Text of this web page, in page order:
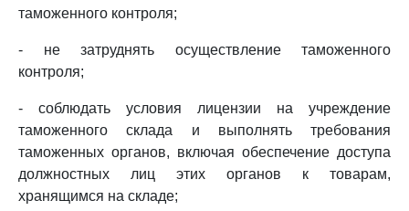
таможенного контроля;
- не затруднять осуществление таможенного
контроля;
- соблюдать условия лицензии на учреждение
таможенного склада и выполнять требования
таможенных органов, включая обеспечение доступа
должностных лиц этих органов к товарам,
хранящимся на складе;